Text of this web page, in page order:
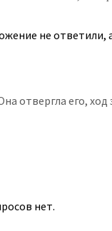
не
отвергла его,
нет.